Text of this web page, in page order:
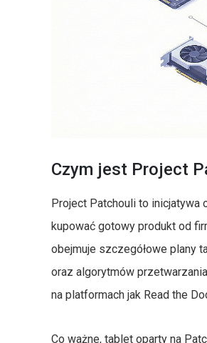
Czym jest Project
Project Patchouli to
kupować gotowy produkt od
obejmuje szczegółowe plany
oraz algorytmów
na platformach jak Read the
Co ważne, tablet oparty na